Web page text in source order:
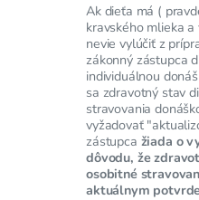
Ak dieťa má (
kravského mlieka
nevie vylúčiť z
zákonný zástupca
individuálnou
sa zdravotný stav
stravovania
vyžadovať
zástupca žiada o
dôvodu, že
osobitné
aktuálnym